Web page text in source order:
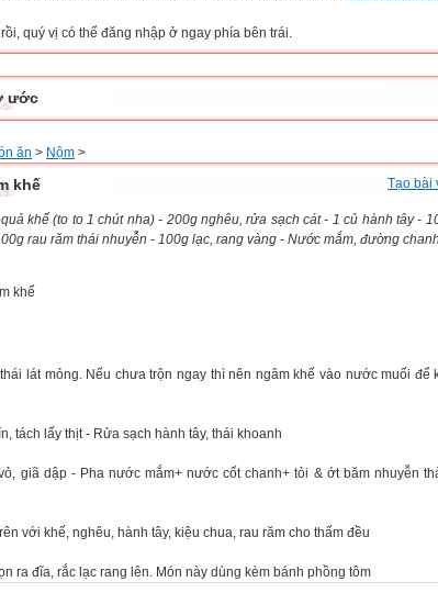
quý vị có thể đăng nhập ở ngay phía bên trái.
ước
ăn > Nộm >
Tạo bài
khế
khế (to to 1 chút nha) - 200g nghêu, rửa sạch cát - 1 củ hành tây -
rau răm thái nhuyễn - 100g lạc, rang vàng - Nước mắm, đường
lát mỏng. Nếu chưa trộn ngay thì nên ngâm khế vào nước muối để
tách lấy thịt - Rửa sạch hành tây, thái khoanh
giã dập - Pha nước mắm+ nước cốt chanh+ tỏi & ớt băm nhuyễn
với khế, nghêu, hành tây, kiệu chua, rau răm cho thấm đều
ra đĩa, rắc lạc rang lên. Món này dùng kèm bánh phồng tôm